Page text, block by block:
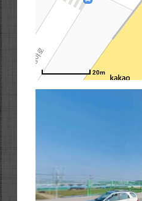
20m